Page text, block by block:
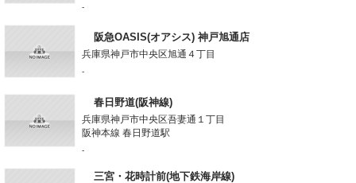
-
阪急OASIS(オアシス) 神戸旭通店
兵庫県神戸市中央区旭通４丁目
-
春日野道(阪神線)
兵庫県神戸市中央区吾妻通１丁目
阪神本線 春日野道駅
-
三宮・花時計前(地下鉄海岸線)